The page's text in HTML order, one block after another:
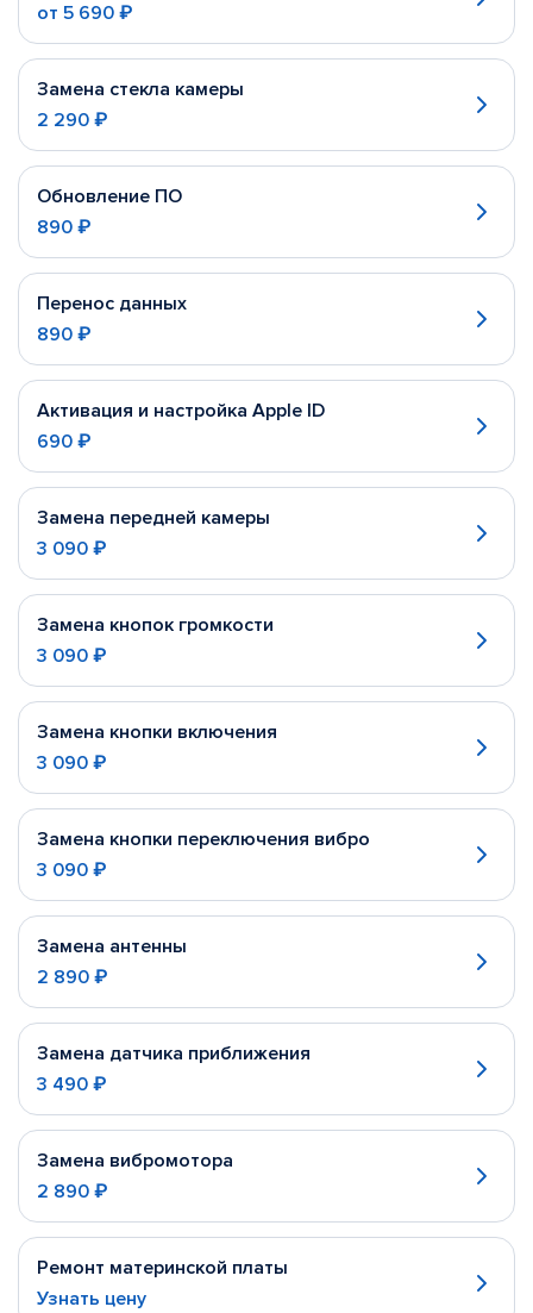
от 5 690 ₽
Замена стекла камеры
2 290 ₽
Обновление ПО
890 ₽
Перенос данных
890 ₽
Активация и настройка Apple ID
690 ₽
Замена передней камеры
3 090 ₽
Замена кнопок громкости
3 090 ₽
Замена кнопки включения
3 090 ₽
Замена кнопки переключения вибро
3 090 ₽
Замена антенны
2 890 ₽
Замена датчика приближения
3 490 ₽
Замена вибромотора
2 890 ₽
Ремонт материнской платы
Узнать цену